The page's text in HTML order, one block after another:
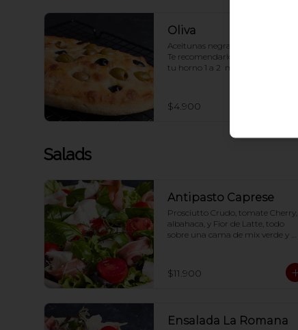
Oliva
Aceitunas negras, verdes y romero.
Te recomendarlos calentarlos en
tu horno 1 a 2  minutos (180
$4.900
Salads
Antipasto Caprese
Prosciutto Crudo, tomate Cherry,
albahaca, y Fior de Latte, todo
sobre una cama de mix verde y
mostaza y miel.-
$11.900
Ensalada La Romana